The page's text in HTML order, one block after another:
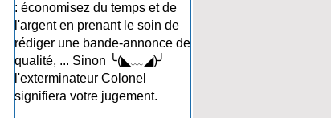
: économisez du temps et de
l'argent en prenant le soin de
rédiger une bande-annonce de
qualité, ... Sinon ╰(◣﹏◢)╯
l'exterminateur Colonel
signifiera votre jugement.